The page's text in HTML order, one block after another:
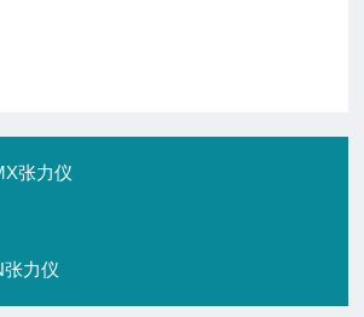
张力仪
张力仪